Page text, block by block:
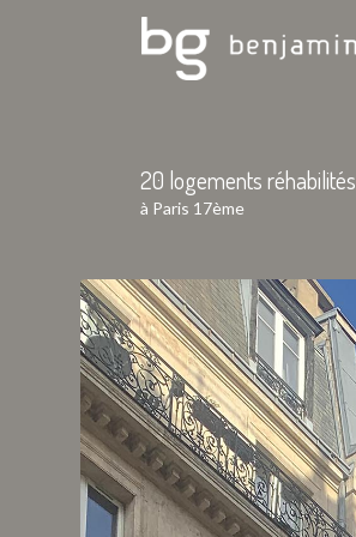
20 logements réhabilités
à Paris 17ème